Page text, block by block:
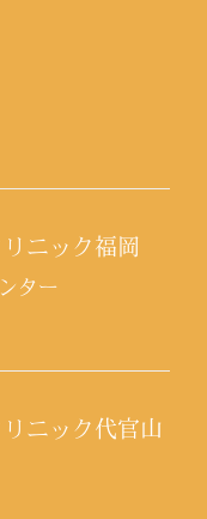
ニック福岡
ター
ニック代官山